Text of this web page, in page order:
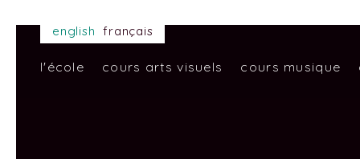
Aller
principal
l'école cours arts visuels cours musique
english français